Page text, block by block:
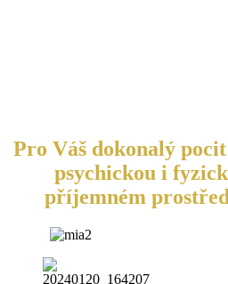
Pro Váš dokonalý
psychickou i
příjemném